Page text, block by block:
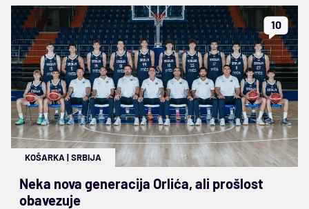
10
KOŠARKA |SRBIJA
Neka nova generacija Orlića, ali prošlost
obavezuje